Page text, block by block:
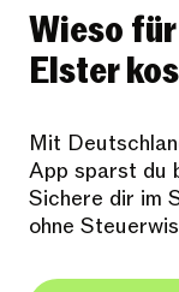
Wieso
Elster
Mit
App sparst du
Sichere dir im
ohne